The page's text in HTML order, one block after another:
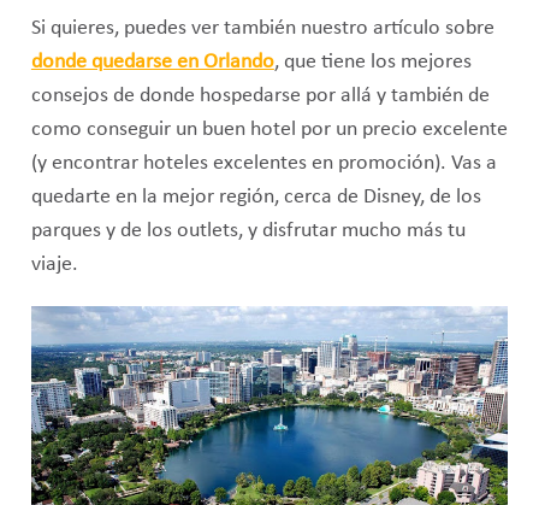
Si quieres, puedes ver también nuestro artículo sobre
donde quedarse en Orlando, que tiene los mejores
consejos de donde hospedarse por allá y también de
como conseguir un buen hotel por un precio excelente
(y encontrar hoteles excelentes en promoción). Vas a
quedarte en la mejor región, cerca de Disney, de los
parques y de los outlets, y disfrutar mucho más tu
viaje.